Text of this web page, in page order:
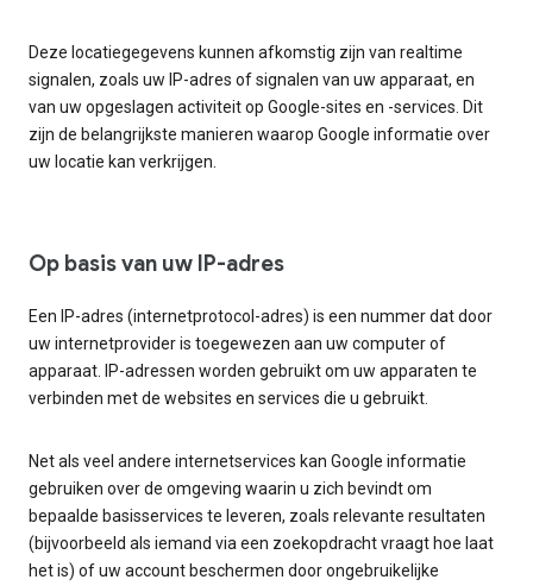
Deze locatiegegevens kunnen afkomstig zijn van realtime
signalen, zoals uw IP-adres of signalen van uw apparaat, en
van uw opgeslagen activiteit op Google-sites en -services. Dit
zijn de belangrijkste manieren waarop Google informatie over
uw locatie kan verkrijgen.
Op basis van uw IP-adres
Een IP-adres (internetprotocol-adres) is een nummer dat door
uw internetprovider is toegewezen aan uw computer of
apparaat. IP-adressen worden gebruikt om uw apparaten te
verbinden met de websites en services die u gebruikt.
Net als veel andere internetservices kan Google informatie
gebruiken over de omgeving waarin u zich bevindt om
bepaalde basisservices te leveren, zoals relevante resultaten
(bijvoorbeeld als iemand via een zoekopdracht vraagt hoe laat
het is) of uw account beschermen door ongebruikelijke